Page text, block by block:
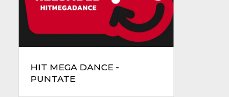
HIT MEGA DANCE -
PUNTATE